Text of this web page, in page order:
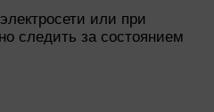
или при
следить за состоянием